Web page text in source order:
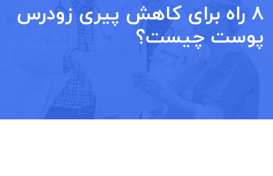
8 راه برای کاهش پیری زودرس
پوست چیست؟